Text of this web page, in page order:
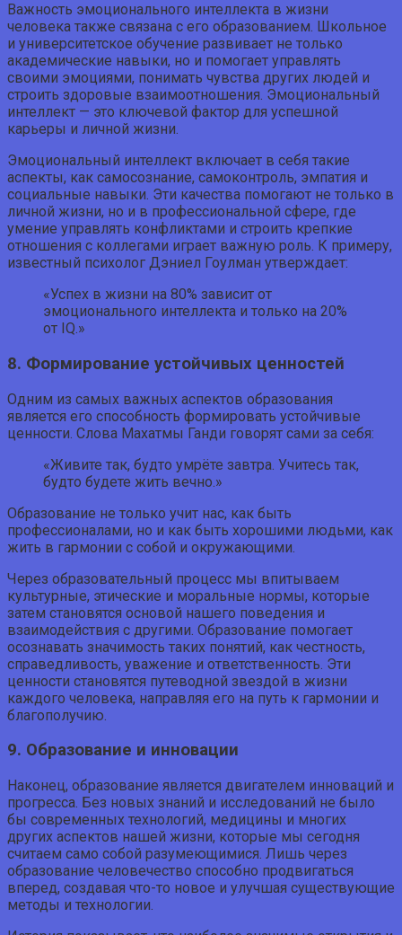
Важность эмоционального интеллекта в жизни
человека также связана с его образованием. Школьное
и университетское обучение развивает не только
академические навыки, но и помогает управлять
своими эмоциями, понимать чувства других людей и
строить здоровые взаимоотношения. Эмоциональный
интеллект — это ключевой фактор для успешной
карьеры и личной жизни.
Эмоциональный интеллект включает в себя такие
аспекты, как самосознание, самоконтроль, эмпатия и
социальные навыки. Эти качества помогают не только в
личной жизни, но и в профессиональной сфере, где
умение управлять конфликтами и строить крепкие
отношения с коллегами играет важную роль. К примеру,
известный психолог Дэниел Гоулман утверждает:
«Успех в жизни на 80% зависит от
эмоционального интеллекта и только на 20%
от IQ.»
8. Формирование устойчивых ценностей
Одним из самых важных аспектов образования
является его способность формировать устойчивые
ценности. Слова Махатмы Ганди говорят сами за себя:
«Живите так, будто умрёте завтра. Учитесь так,
будто будете жить вечно.»
Образование не только учит нас, как быть
профессионалами, но и как быть хорошими людьми, как
жить в гармонии с собой и окружающими.
Через образовательный процесс мы впитываем
культурные, этические и моральные нормы, которые
затем становятся основой нашего поведения и
взаимодействия с другими. Образование помогает
осознавать значимость таких понятий, как честность,
справедливость, уважение и ответственность. Эти
ценности становятся путеводной звездой в жизни
каждого человека, направляя его на путь к гармонии и
благополучию.
9. Образование и инновации
Наконец, образование является двигателем инноваций и
прогресса. Без новых знаний и исследований не было
бы современных технологий, медицины и многих
других аспектов нашей жизни, которые мы сегодня
считаем само собой разумеющимися. Лишь через
образование человечество способно продвигаться
вперед, создавая что-то новое и улучшая существующие
методы и технологии.